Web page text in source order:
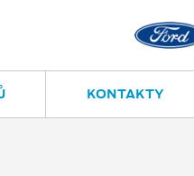
KONTAKTY